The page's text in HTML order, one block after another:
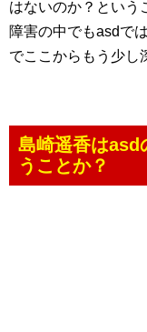
はないのか？という
障害の中でもasdで
でここからもう少し
島崎遥香はasd
うことか？